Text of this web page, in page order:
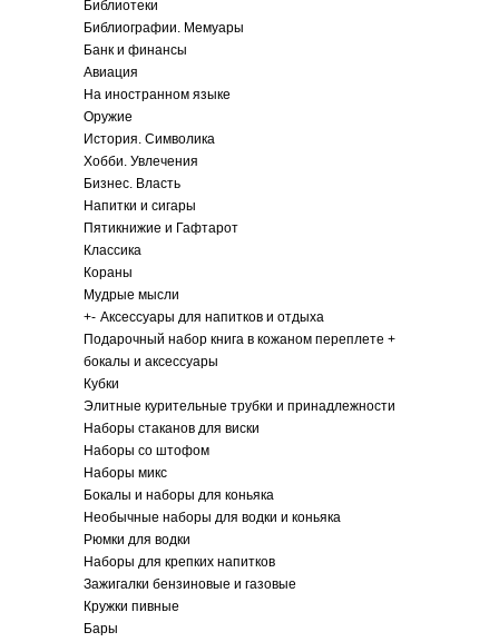
Библиотеки
Библиографии. Мемуары
Банк и финансы
Авиация
На иностранном языке
Оружие
История. Символика
Хобби. Увлечения
Бизнес. Власть
Напитки и сигары
Пятикнижие и Гафтарот
Классика
Кораны
Мудрые мысли
+- Аксессуары для напитков и отдыха
Подарочный набор книга в кожаном переплете +
бокалы и аксессуары
Кубки
Элитные курительные трубки и принадлежности
Наборы стаканов для виски
Наборы со штофом
Наборы микс
Бокалы и наборы для коньяка
Необычные наборы для водки и коньяка
Рюмки для водки
Наборы для крепких напитков
Зажигалки бензиновые и газовые
Кружки пивные
Бары